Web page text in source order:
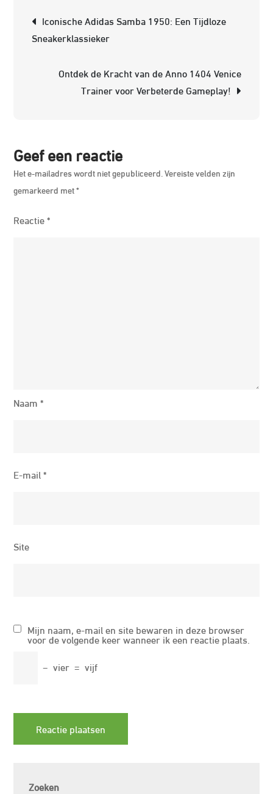
Iconische Adidas Samba 1950: Een Tijdloze
Sneakerklassieker
Ontdek de Kracht van de Anno 1404 Venice
Trainer voor Verbeterde Gameplay!
Geef een reactie
Het e-mailadres wordt niet gepubliceerd. Vereiste velden zijn
gemarkeerd met*
Reactie*
Naam*
E-mail*
Site
Mijn naam, e-mail en site bewaren in deze browser
voor de volgende keer wanneer ik een reactie plaats.
− vier = vijf
Zoeken